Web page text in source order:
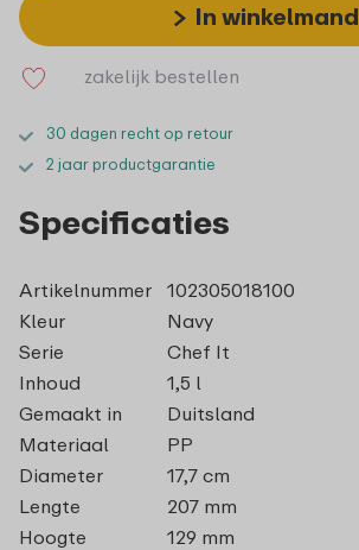
In winkelmand
zakelijk bestellen
30 dagen recht op retour
2 jaar productgarantie
Specificaties
Artikelnummer
102305018100
Kleur
Navy
Serie
Chef It
Inhoud
1,5 l
Gemaakt in
Duitsland
Materiaal
PP
Diameter
17,7 cm
Lengte
207 mm
Hoogte
129 mm